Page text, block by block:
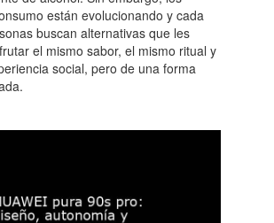
están evolucionando y cada
buscan alternativas que les
el mismo sabor, el mismo ritual y
social, pero de una forma